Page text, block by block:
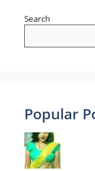
Search
Popular